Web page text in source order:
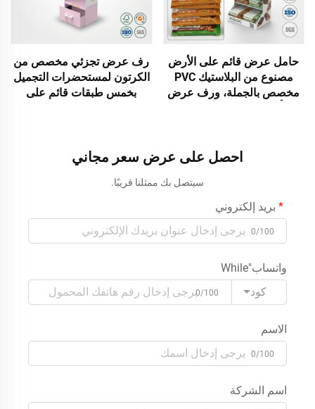
رف عرض تجزئي مخصص من
الكرتون لمستحضرات التجميل
بخمس طبقات قائم على
حامل عرض قائم على الأرض
مصنوع من البلاستيك PVC
مخصص بالجملة، ورف عرض
أبلّيتش
احصل على عرض سعر مجاني
سيتصل بك ممثلنا قريبًا.
بريد إلكتروني
0/100
واتساب"While
كود
0/100
الاسم
0/100
اسم الشركة